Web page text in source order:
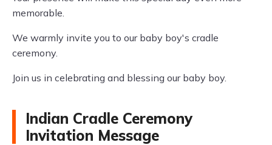
memorable.
We warmly invite you to our baby boy's cradle
ceremony.
Join us in celebrating and blessing our baby boy.
Indian Cradle Ceremony
Invitation Message